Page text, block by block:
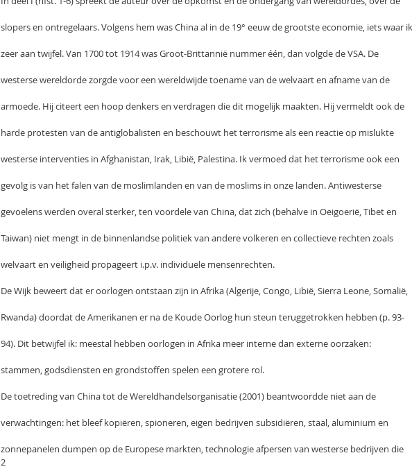
slopers en ontregelaars. Volgens hem was China al in de 19° eeuw de grootste economie, iets waar ik
zeer aan twijfel. Van 1700 tot 1914 was Groot-Brittannië nummer één, dan volgde de VSA. De
westerse wereldorde zorgde voor een wereldwijde toename van de welvaart en afname van de
armoede. Hij citeert een hoop denkers en verdragen die dit mogelijk maakten. Hij vermeldt ook de
harde protesten van de antiglobalisten en beschouwt het terrorisme als een reactie op mislukte
westerse interventies in Afghanistan, Irak, Libië, Palestina. Ik vermoed dat het terrorisme ook een
gevolg is van het falen van de moslimlanden en van de moslims in onze landen. Antiwesterse
gevoelens werden overal sterker, ten voordele van China, dat zich (behalve in Oeigoerië, Tibet en
Taiwan) niet mengt in de binnenlandse politiek van andere volkeren en collectieve rechten zoals
welvaart en veiligheid propageert i.p.v. individuele mensenrechten.
De Wijk beweert dat er oorlogen ontstaan zijn in Afrika (Algerije, Congo, Libië, Sierra Leone, Somalië,
Rwanda) doordat de Amerikanen er na de Koude Oorlog hun steun teruggetrokken hebben (p. 93-
94). Dit betwijfel ik: meestal hebben oorlogen in Afrika meer interne dan externe oorzaken:
stammen, godsdiensten en grondstoffen spelen een grotere rol.
De toetreding van China tot de Wereldhandelsorganisatie (2001) beantwoordde niet aan de
verwachtingen: het bleef kopiëren, spioneren, eigen bedrijven subsidiëren, staal, aluminium en
zonnepanelen dumpen op de Europese markten, technologie afpersen van westerse bedrijven die
2